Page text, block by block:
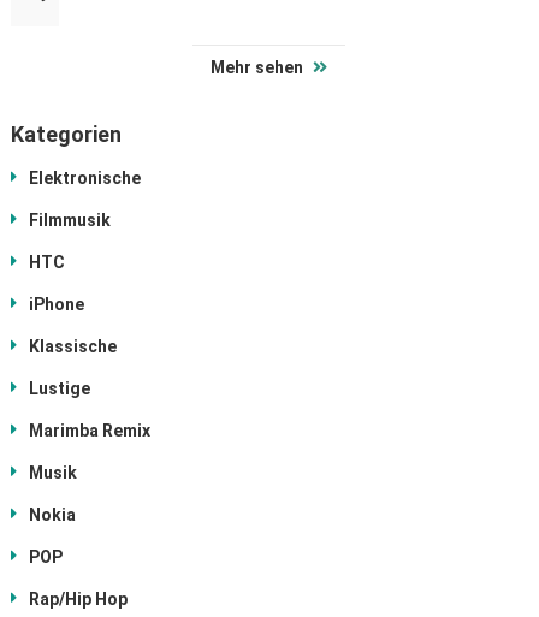
Mehr sehen
Kategorien
Elektronische
Filmmusik
HTC
iPhone
Klassische
Lustige
Marimba Remix
Musik
Nokia
POP
Rap/Hip Hop